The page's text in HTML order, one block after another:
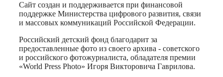
Сайт создан и поддерживается при финансовой
поддержке Министерства цифрового развития, связи
и массовых коммуникаций Российской Федерации.
Российский детский фонд благодарит за
предоставленные фото из своего архива - советского
и российского фотожурналиста, обладателя премии
«World Press Photo» Игоря Викторовича Гаврилова.